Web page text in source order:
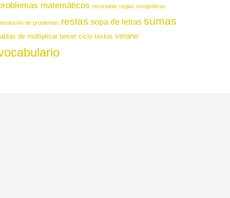
matemáticos recortable reglas ortográficas
de problemas restas sopa de letras sumas
de multiplicar tercer ciclo textos verano